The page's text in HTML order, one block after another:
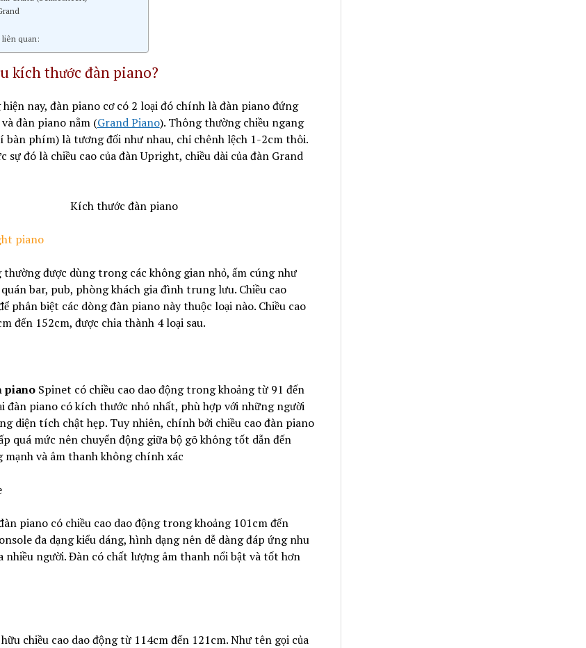
liên quan:
kích thước đàn piano?
nay, đàn piano cơ có 2 loại đó chính là đàn piano đứng
đàn piano nằm (Grand Piano). Thông thường chiều ngang
bàn phím) là tương đối như nhau, chỉ chênh lệch 1-2cm thôi.
sự đó là chiều cao của đàn Upright, chiều dài của đàn Grand
piano
được dùng trong các không gian nhỏ, ấm cúng như
bar, pub, phòng khách gia đình trung lưu. Chiều cao
phân biệt các dòng đàn piano này thuộc loại nào. Chiều cao
đến 152cm, được chia thành 4 loại sau.
pianoSpinet có chiều cao dao động trong khoảng từ 91 đến
đàn piano có kích thước nhỏ nhất, phù hợp với những người
diện tích chật hẹp. Tuy nhiên, chính bởi chiều cao đàn piano
quá mức nên chuyển động giữa bộ gõ không tốt dẫn đến
mạnh và âm thanh không chính xác
piano có chiều cao dao động trong khoảng 101cm đến
đa dạng kiểu dáng, hình dạng nên dễ dàng đáp ứng nhu
nhiều người. Đàn có chất lượng âm thanh nổi bật và tốt hơn
chiều cao dao động từ 114cm đến 121cm. Như tên gọi của